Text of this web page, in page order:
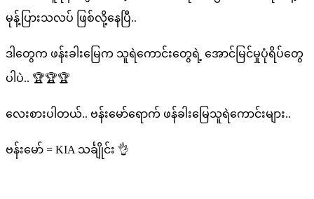
မုန့်ပြားသလပ် ဖြစ်လို့နေပြီ..
ဒါတွေက ဖန်းခါးမြေက သူရဲကောင်းတွေရဲ့ အောင်မြင်မှုပုံရိပ်တွေ
ပါပဲ.. 🏆🏆🏆
လေးစားပါတယ်.. ဗန်းမော်ရောက် ဖန်ခါးမြေသူရဲကောင်းများ..
ဗန်းမော် = KIA သင်္ချိုင်း 👌